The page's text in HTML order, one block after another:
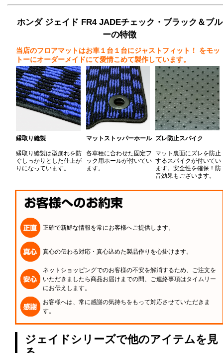
ホンダ ジェイド FR4 JADEチェック・ブラック＆ブル
ーの特徴
当店のフロアマットはお車１台１台にジャストフィット！
をモッ
トーにオーダーメイドにて愛情こめて製作しています。
縁取り縫製
縁取り縫製は型崩れを防
ぐしっかりとした仕上が
りになっています。
マットストッパーホール
各車種に合わせた固定フ
ック用ホールが付いてい
ます。
ズレ防止スパイク
マット裏面にズレを防止
するスパイクが付いてい
ます。安全性を確保！防
音効果もございます。
正確で新鮮な情報を常にお客様へご提供します。
真心の伝わる対応・真心込めた製品作りを心掛けます。
ネットショッピングでのお客様の不安を解消するため、ご注文を
いただきましたら商品お届けまでの間、ご連絡事項はタイムリー
にお伝えします。
お客様へは、常に感謝の気持ちをもって対応させていただきま
す。
ジェイドシリーズで他のアイテムを見